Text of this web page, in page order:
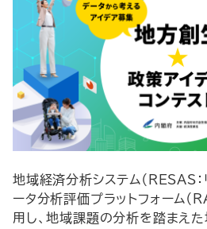
地域経済分析システム（RESAS
ータ分析評価プラットフォーム（
用し、地域課題の分析を踏まえ